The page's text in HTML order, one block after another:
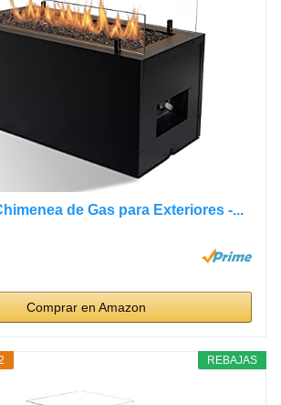
de Gas para Exteriores -...
Comprar en Amazon
REBAJAS